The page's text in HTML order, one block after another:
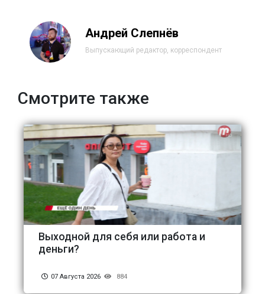
Андрей Слепнёв
Выпускающий редактор, корреспондент
Смотрите также
Выходной для себя или работа и
деньги?
07 Августа 2026 884